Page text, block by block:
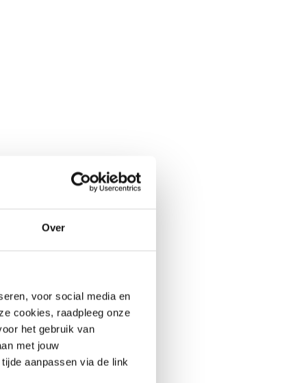
Over
voor social media en
cookies, raadpleeg onze
het gebruik van
met jouw
aanpassen via de link